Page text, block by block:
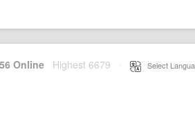
Online Highest 6679 Select